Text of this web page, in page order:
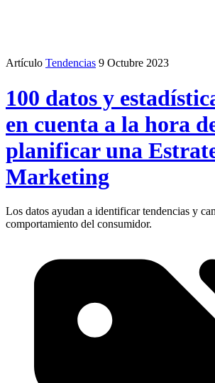
Artículo Tendencias 9 Octubre 2023
100 datos y
en cuenta a la hora
planificar una
Marketing
Los datos ayudan a identificar tendencias y
comportamiento del consumidor.